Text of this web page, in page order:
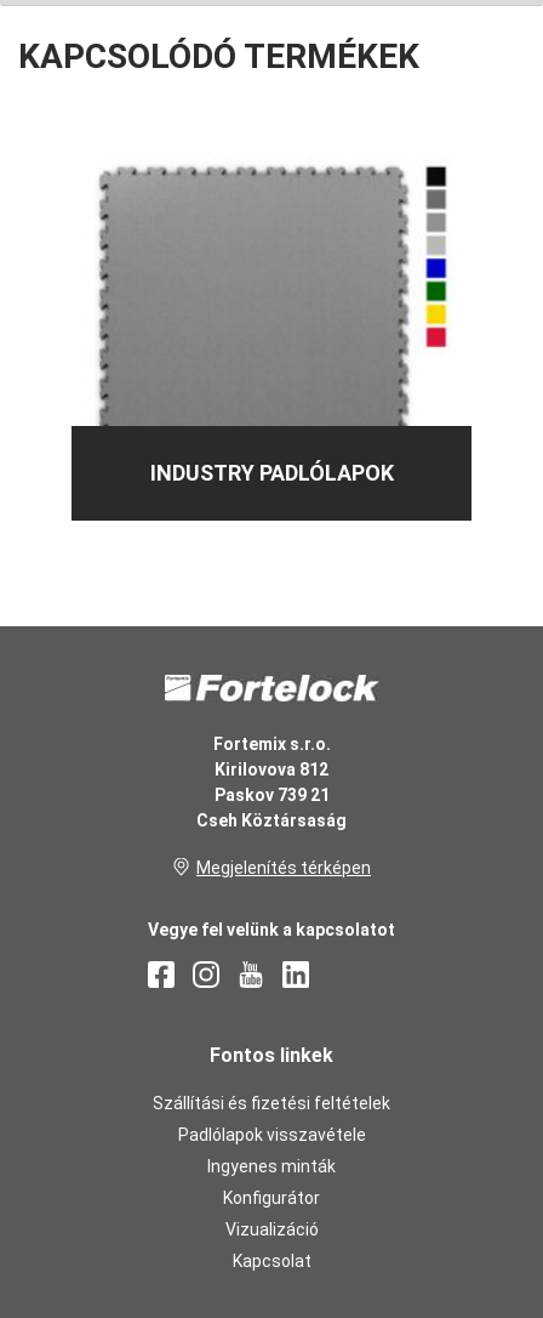
KAPCSOLÓDÓ TERMÉKEK
INDUSTRY PADLÓLAPOK
Fortemix s.r.o.
Kirilovova 812
Paskov 739 21
Cseh Köztársaság
Megjelenítés térképen
Vegye fel velünk a kapcsolatot
Fontos linkek
Szállítási és fizetési feltételek
Padlólapok visszavétele
Ingyenes minták
Konfigurátor
Vizualizáció
Kapcsolat